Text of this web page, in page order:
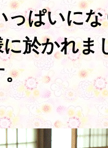
っぱいに
於かれま
。